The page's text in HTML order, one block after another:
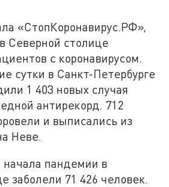
«СтопКоронавирус.РФ»,
Северной столице
с коронавирусом.
сутки в Санкт-Петербурге
1 403 новых случая
антирекорд. 712
и выписались из
Неве.
начала пандемии в
заболели 71 426 человек.